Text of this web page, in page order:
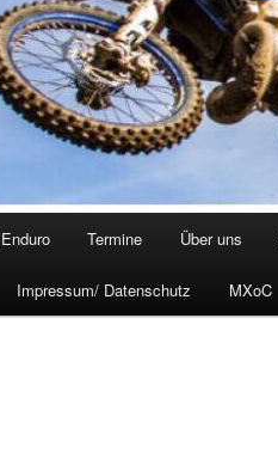
Termine Über uns
Impressum/ Datenschutz MXoC